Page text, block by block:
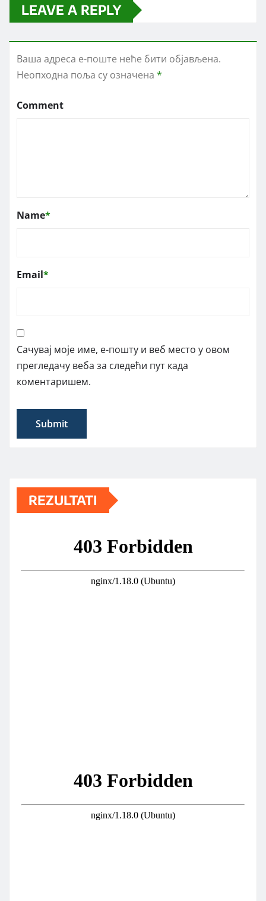
LEAVE A REPLY
Ваша адреса е-поште неће бити објављена.
Неопходна поља су означена *
Comment
Name*
Email*
Сачувај моје име, е-пошту и веб место у овом
прегледачу веба за следећи пут када
коментаришем.
REZULTATI